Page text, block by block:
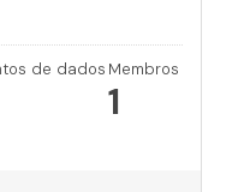
de dados Membros
1